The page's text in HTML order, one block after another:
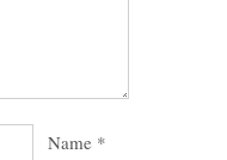
Name *